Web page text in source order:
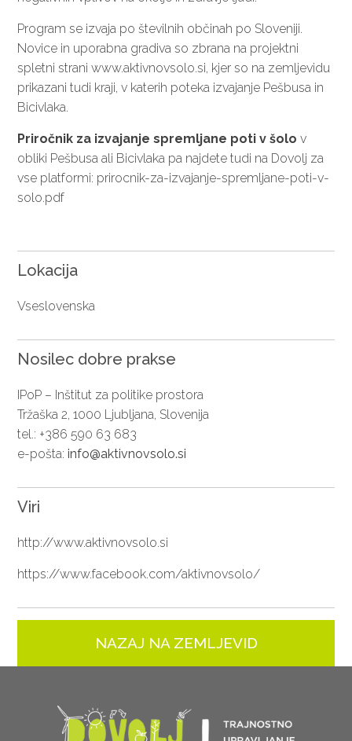
Program se izvaja po številnih občinah po Sloveniji.
Novice in uporabna gradiva so zbrana na projektni
spletni straniwww.aktivnovsolo.si, kjer so na zemljevidu
prikazani tudi kraji, v katerih poteka izvajanje Pešbusa in
Bicivlaka.
Priročnik za izvajanje spremljane poti v šolo v
obliki Pešbusa ali Bicivlaka pa najdete tudi na Dovolj za
vse platformi: prirocnik-za-izvajanje-spremljane-poti-v-
solo.pdf
Lokacija
Vseslovenska
Nosilec dobre prakse
IPoP – Inštitut za politike prostora
Tržaška 2, 1000 Ljubljana, Slovenija
tel.: +386 590 63 683
e-pošta:info@aktivnovsolo.si
Viri
http://www.aktivnovsolo.si
https://www.facebook.com/aktivnovsolo/
NAZAJ NA ZEMLJEVID